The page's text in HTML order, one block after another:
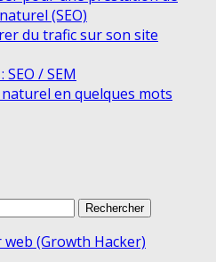
(SEO)
du trafic sur son site
/ SEM
en quelques mots
(Growth Hacker)